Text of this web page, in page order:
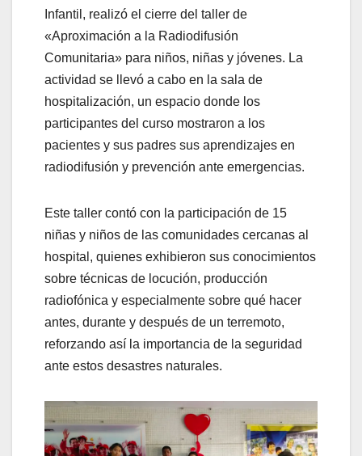
Infantil, realizó el cierre del taller de
«Aproximación a la Radiodifusión
Comunitaria» para niños, niñas y jóvenes. La
actividad se llevó a cabo en la sala de
hospitalización, un espacio donde los
participantes del curso mostraron a los
pacientes y sus padres sus aprendizajes en
radiodifusión y prevención ante emergencias.
Este taller contó con la participación de 15
niñas y niños de las comunidades cercanas al
hospital, quienes exhibieron sus conocimientos
sobre técnicas de locución, producción
radiofónica y especialmente sobre qué hacer
antes, durante y después de un terremoto,
reforzando así la importancia de la seguridad
ante estos desastres naturales.